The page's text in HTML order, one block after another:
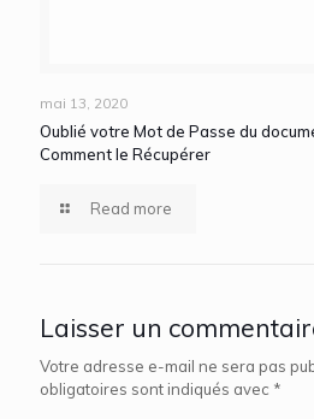
mai 13, 2020
Oublié votre Mot de Passe du
Comment le Récupérer
Read more
Laisser un
Votre adresse e-mail ne sera pas
obligatoires sont indiqués avec *